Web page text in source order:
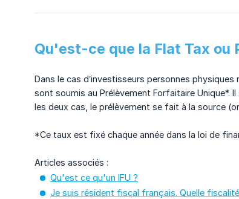
Qu'est-ce que la Flat Tax ou
Dans le cas d’investisseurs personnes
sont soumis au Prélèvement Forfaitaire Unique*.
les deux cas, le prélèvement se fait à la source
*Ce taux est fixé chaque année dans la loi de
Articles associés :
Qu'est ce qu'un IFU ?
Je suis résident fiscal français. Quelle